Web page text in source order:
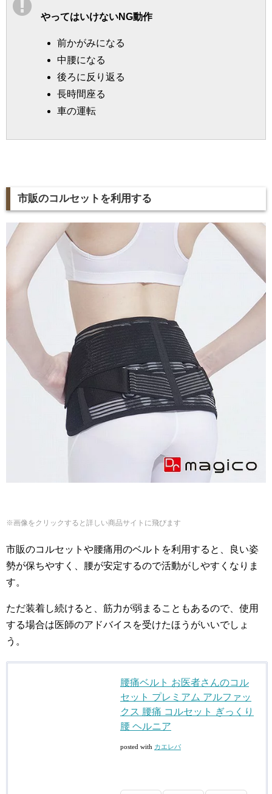
やってはいけないNG動作
前かがみになる
中腰になる
後ろに反り返る
長時間座る
車の運転
市販のコルセットを利用する
※画像をクリックすると詳しい商品サイトに飛びます
市販のコルセットや腰痛用のベルトを利用すると、良い姿
勢が保ちやすく、腰が安定するので活動がしやすくなりま
す。
ただ装着し続けると、筋力が弱まることもあるので、使用
する場合は医師のアドバイスを受けたほうがいいでしょ
う。
腰痛ベルト お医者さんのコル
セット プレミアム アルファッ
クス 腰痛 コルセット ぎっくり
腰 ヘルニア
posted with カエレバ